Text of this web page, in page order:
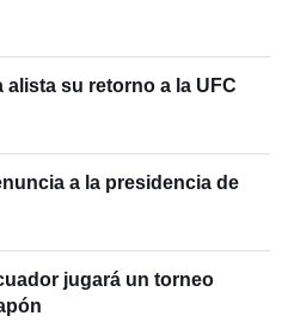
alista su retorno a la UFC
a la presidencia de
jugará un torneo